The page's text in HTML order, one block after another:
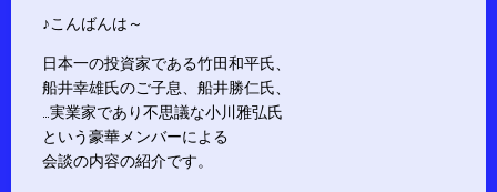
♪こんばんは～
日本一の投資家である竹田和平氏、
船井幸雄氏のご子息、船井勝仁氏、
…実業家であり不思議な小川雅弘氏
という豪華メンバーによる
会談の内容の紹介です。